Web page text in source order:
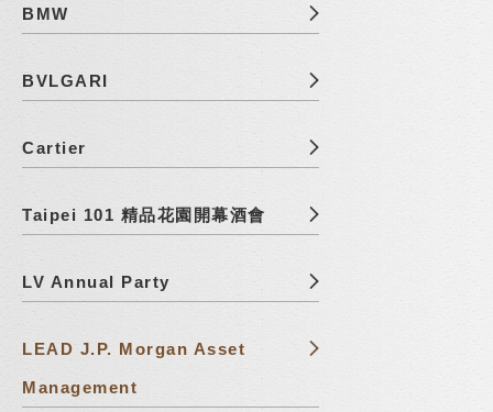
BMW
BVLGARI
Cartier
Taipei 101 精品花園開幕酒會
LV Annual Party
LEAD J.P. Morgan Asset
Management